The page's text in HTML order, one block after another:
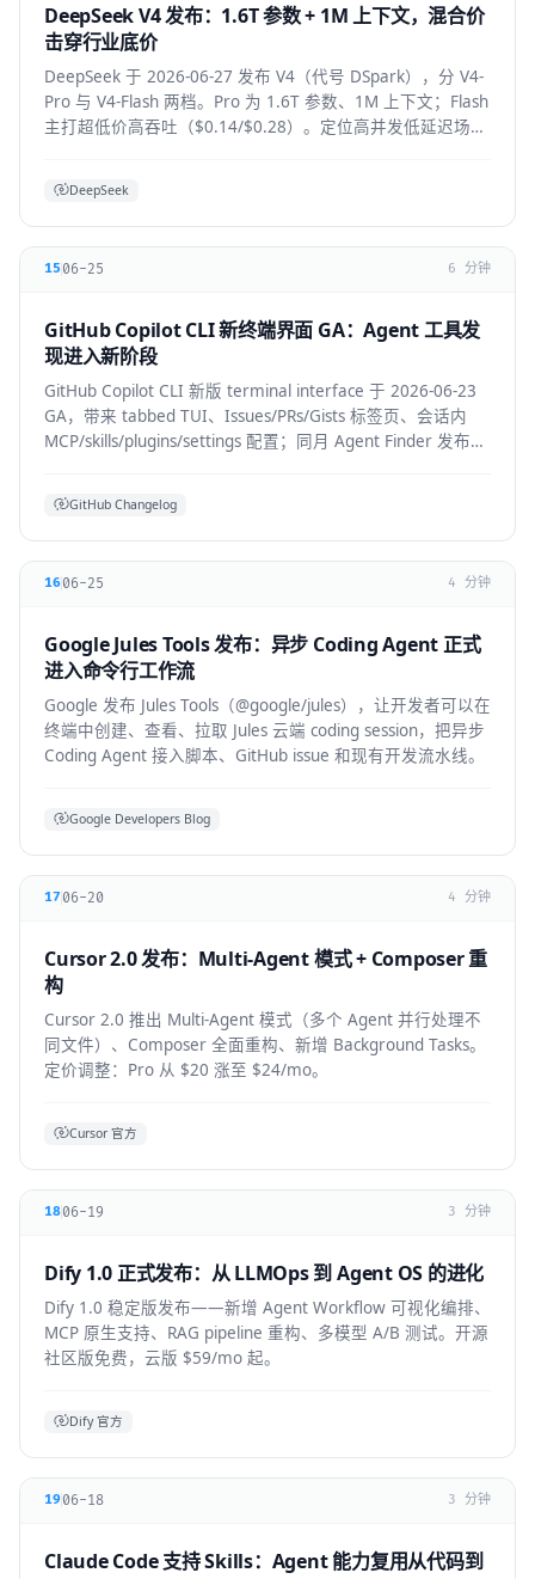
DeepSeek V4 发布：1.6T 参数 + 1M 上下文，混合价
击穿行业底价
DeepSeek 于 2026-06-27 发布 V4（代号 DSpark），分 V4-
Pro 与 V4-Flash 两档。Pro 为 1.6T 参数、1M 上下文；Flash
主打超低价高吞吐（$0.14/$0.28）。定位高并发低延迟场
DeepSeek
15 06-25 6 分钟
GitHub Copilot CLI 新终端界面 GA：Agent 工具发
现进入新阶段
GitHub Copilot CLI 新版 terminal interface 于 2026-06-23
GA，带来 tabbed TUI、Issues/PRs/Gists 标签页、会话内
MCP/skills/plugins/settings 配置；同月 Agent Finder 发布，
GitHub Changelog
1606-25 4 分钟
Google Jules Tools 发布：异步 Coding Agent 正式
进入命令行工作流
Google 发布 Jules Tools（@google/jules），让开发者可以在
终端中创建、查看、拉取 Jules 云端 coding session，把异步
Coding Agent 接入脚本、GitHub issue 和现有开发流水线。
Google Developers Blog
17 06-20 4 分钟
Cursor 2.0 发布：Multi-Agent 模式 + Composer 重
构
Cursor 2.0 推出 Multi-Agent 模式（多个 Agent 并行处理不
同文件）、Composer 全面重构、新增 Background Tasks。
定价调整：Pro 从 $20 涨至 $24/mo。
Cursor 官方
1806-19 3 分钟
Dify 1.0 正式发布：从 LLMOps 到 Agent OS 的进化
Dify 1.0 稳定版发布——新增 Agent Workflow 可视化编排、
MCP 原生支持、RAG pipeline 重构、多模型 A/B 测试。开源
社区版免费，云版 $59/mo 起。
Dify 官方
1906-18 3 分钟
Claude Code 支持 Skills：Agent 能力复用从代码到